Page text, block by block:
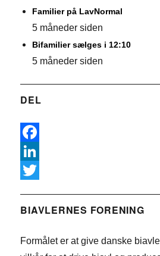
Familier på LavNormal
5 måneder siden
Bifamilier sælges i 12:10
5 måneder siden
DEL
F
a
e
o
L
n
e
w
t
BIAVLERNES FORENING
Formålet er at give danske